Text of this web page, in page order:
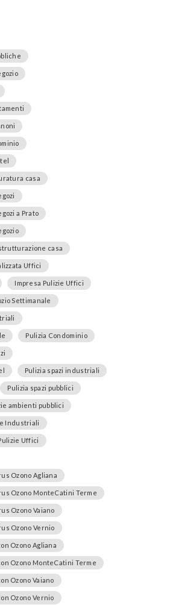
casa
a Prato
casa
Uffici
Impresa Pulizie Uffici
Settimanale
Pulizia Condominio
Pulizia spazi industriali
Pulizia spazi pubblici
ambienti pubblici
Industriali
Uffici
Ozono Agliana
Ozono MonteCatini Terme
Ozono Vaiano
Ozono Vernio
Ozono Agliana
Ozono MonteCatini Terme
Ozono Vaiano
Ozono Vernio